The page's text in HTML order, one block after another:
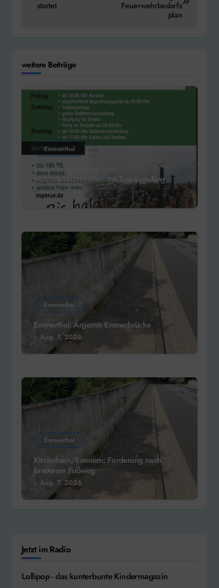
startet
Feuerwehrbedarfs
plan
weitere Beiträge
Emmerthal
Esperde: Traktoren- und
Nutzfahrzeugetreffen mit Traktorpulling
Aug. 7, 2026
Emmerthal
Emmerthal: Ärgernis Emmerbrücke
Aug. 7, 2026
Emmerthal
Kirchohsen/Emmern: Forderung nach
breiterem Fußweg
Aug. 7, 2026
Jetzt im Radio
Lollipop - das kunterbunte Kindermagazin